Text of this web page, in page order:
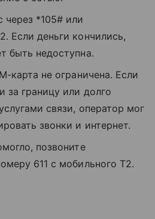
через *105# или
Если деньги кончились,
быть недоступна.
карта не ограничена. Если
за границу или долго
связи, оператор мог
звонки и интернет.
позвоните
611 с мобильного T2.